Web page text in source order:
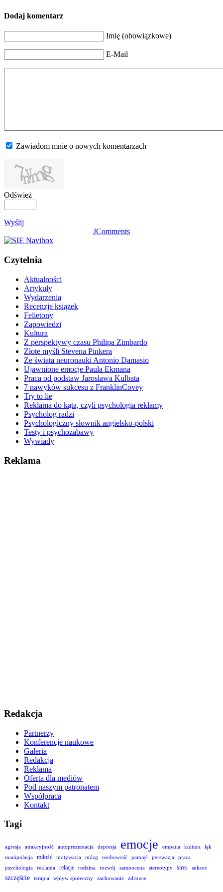
Dodaj komentarz
Imię (obowiązkowe)
E-Mail
Zawiadom mnie o nowych komentarzach
Odśwież
Wyślij
JComments
Czytelnia
Aktualności
Artykuły
Wydarzenia
Recenzje książek
Felietony
Zapowiedzi
Kultura
Z perspektywy czasu Philipa Zimbardo
Złote myśli Stevena Pinkera
Ze świata neuronauki Antonio Damasio
Ujawnione emocje Paula Ekmana
Praca od podstaw Jarosława Kulbata
7 nawyków sukcesu z FranklinCovey
Try to lie
Reklama do kąta, czyli psychologia reklamy
Psycholog radzi
Psychologiczny słownik angielsko-polski
Testy i psychozabawy
Wywiady
Reklama
Redakcja
Partnerzy
Konferencje naukowe
Galeria
Redakcja
Reklama
Oferta dla mediów
Pod naszym patronatem
Współpraca
Kontakt
Tagi
agresja atrakcyjność autoprezentacja depresja emocje empatia kultura
lęk
manipulacja
miłość motywacja mózg osobowość pamięć perswazja
praca
psychologia
reklama relacje rodzina rozwój samoocena stereotypy stres sukces
szczęście terapia wpływ społeczny zachowanie zdrowie